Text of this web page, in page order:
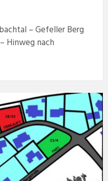
– Gefeller Berg
Hinweg nach